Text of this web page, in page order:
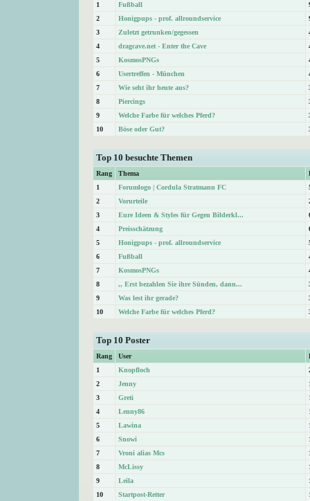
1
Fußball
2
Honigpups - prof. allroundservice
3
Zuletzt getrunken/gegessen
4
dragcave.net - Enter the Cave
5
KosmosPNGs
6
Usertreffen - München
7
Wie seht ihr heute aus?
8
Piercings
9
Welche Farbe für welches Pferd?
10
Böse oder Gut?
Top 10 besuchte Themen
Rang Thema
1
Forumlogo | Cordula Stratmann FC
2
Vorurteile
3
Eure Ideen & Styles für Gegen Bilderkl...
4
Preisschätzung
5
Honigpups - prof. allroundservice
6
Fußball
7
KosmosPNGs
8
,, Erst bezahlen Sie ihre Sünden, dann...
9
Was lest ihr gerade?
10
Welche Farbe für welches Pferd?
Top 10 Poster
Rang User
1
Knopfloch
2
Jenny
3
Greti
4
Lenny86
5
Lawina
6
Snowi
7
Vroni alias Mcs
8
McLissy
9
Leila
10
Startpost-Retter